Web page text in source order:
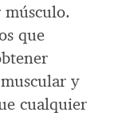
que
y
cualquier